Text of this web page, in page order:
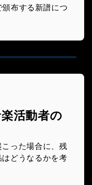
布する新譜につ
活動者の
った場合に、残
どうなるかを考